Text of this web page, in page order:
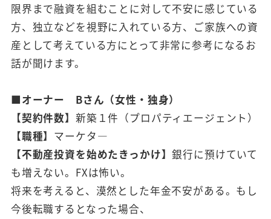
限界まで融資を組むことに対して不安に感じている
方、独立などを視野に入れている方、ご家族への資
産として考えている方にとって非常に参考になるお
話が聞けます。
■オーナー Bさん（女性・独身）
【契約件数】 新築１件（プロパティエージェント）
【職種】 マーケタ―
【不動産投資を始めたきっかけ】銀行に預けていて
も増えない。FXは怖い。
将来を考えると、漠然とした年金不安がある。もし
今後転職するとなった場合、